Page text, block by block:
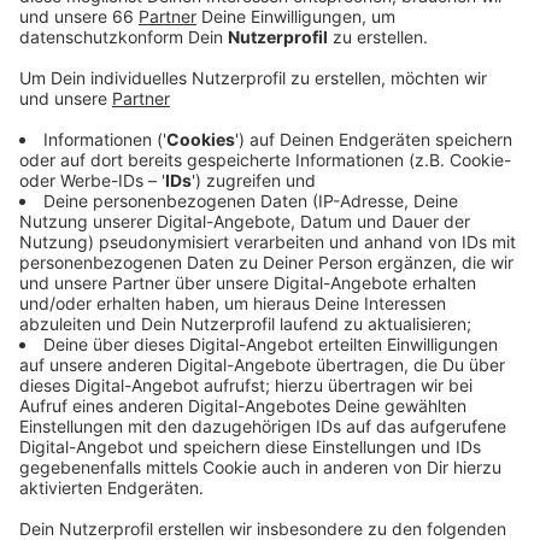
Anzeige
Es gibt zum Beispiel ganz klassisch Autoscooter, aber
auch eine Familienachterbahn und eine Riesenrutsche.
Die Geschäfte öffnen übermorgen um 15 Uhr -
offizieller Start ist dann um 18 Uhr. Wer hunger
bekommt, kann sich neben Currywurst auch
Flammlachs und Scampi-Spieße holen. Das Highlight
der Kirmes wird dann am Freitag das "Feuerwerk
Special". Dabei handelt es sich um eine Mischung aus
Lasershow, Flammenwerfern und Feuerwerkskörpern.
Die Kirmes öffnet am Freitag ebenfalls ab 15 Uhr, am
Wochenende geht es dann schon um 13 Uhr los. Mit
der Herbstkirmes soll das Kirmes-Jahr offiziell